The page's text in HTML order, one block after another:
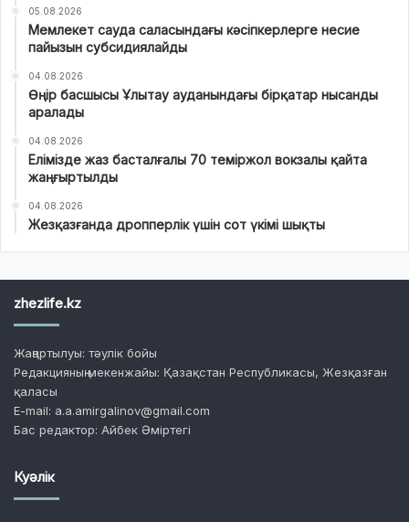
05.08.2026
Мемлекет сауда саласындағы кәсіпкерлерге несие
пайызын субсидиялайды
04.08.2026
Өңір басшысы Ұлытау ауданындағы бірқатар нысанды
аралады
04.08.2026
Елімізде жаз басталғалы 70 теміржол вокзалы қайта
жаңғыртылды
04.08.2026
Жезқазғанда дропперлік үшін сот үкімі шықты
zhezlife.kz
Жаңартылуы: тәулік бойы
Редакцияның мекенжайы: Қазақстан Республикасы, Жезқазған
қаласы
E-mail: a.a.amirgalinov@gmail.com
Бас редактор: Айбек Әміртегі
Куәлік